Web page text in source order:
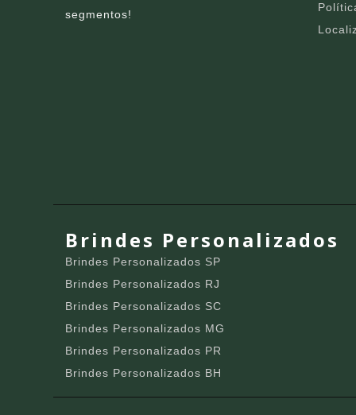
segmentos!
Brindes Personalizados
Brindes Personalizados SP
Brindes Personalizados RJ
Brindes Personalizados SC
Brindes Personalizados MG
Brindes Personalizados PR
Brindes Personalizados BH